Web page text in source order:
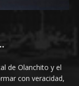
de Olanchito y el
con veracidad,